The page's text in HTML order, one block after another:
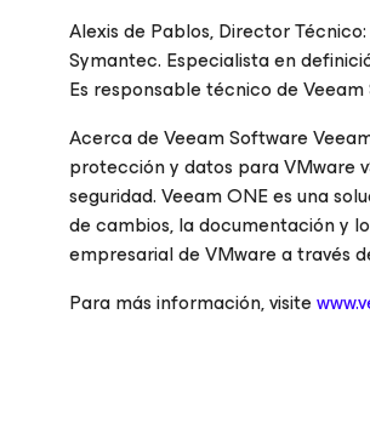
Alexis de Pablos, Director
Symantec. Especialista en
Es responsable técnico de
Acerca de Veeam Software
protección y datos para VMware
seguridad. Veeam ONE es una
de cambios, la documentación y
empresarial de VMware a través
Para más información, visite